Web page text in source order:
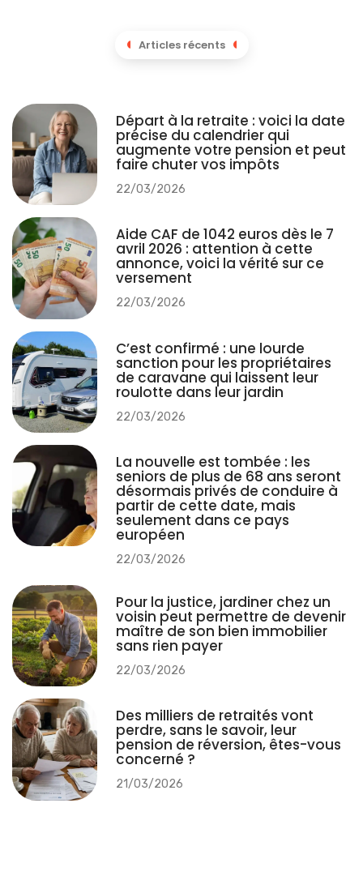
Articles récents
Départ à la retraite : voici la date
précise du calendrier qui
augmente votre pension et peut
faire chuter vos impôts
22/03/2026
Aide CAF de 1042 euros dès le 7
avril 2026 : attention à cette
annonce, voici la vérité sur ce
versement
22/03/2026
C’est confirmé : une lourde
sanction pour les propriétaires
de caravane qui laissent leur
roulotte dans leur jardin
22/03/2026
La nouvelle est tombée : les
seniors de plus de 68 ans seront
désormais privés de conduire à
partir de cette date, mais
seulement dans ce pays
européen
22/03/2026
Pour la justice, jardiner chez un
voisin peut permettre de devenir
maître de son bien immobilier
sans rien payer
22/03/2026
Des milliers de retraités vont
perdre, sans le savoir, leur
pension de réversion, êtes-vous
concerné ?
21/03/2026